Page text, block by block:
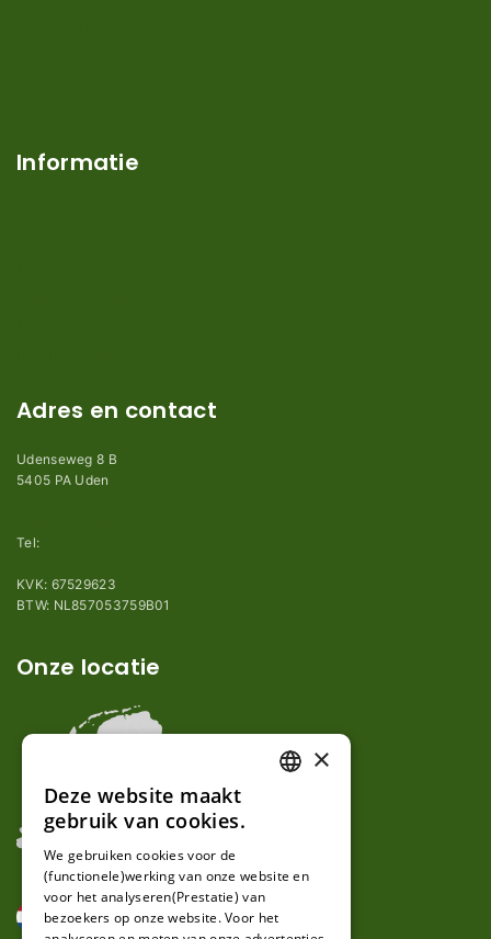
Informatie
Adres en contact
Udenseweg 8 B
5405 PA Uden
Tel:
KVK: 67529623
BTW: NL857053759B01
Onze locatie
GERMAN
×
Deze website maakt
gebruik van cookies.
We gebruiken cookies voor de
(functionele)werking van onze website en
voor het analyseren(Prestatie) van
bezoekers op onze website. Voor het